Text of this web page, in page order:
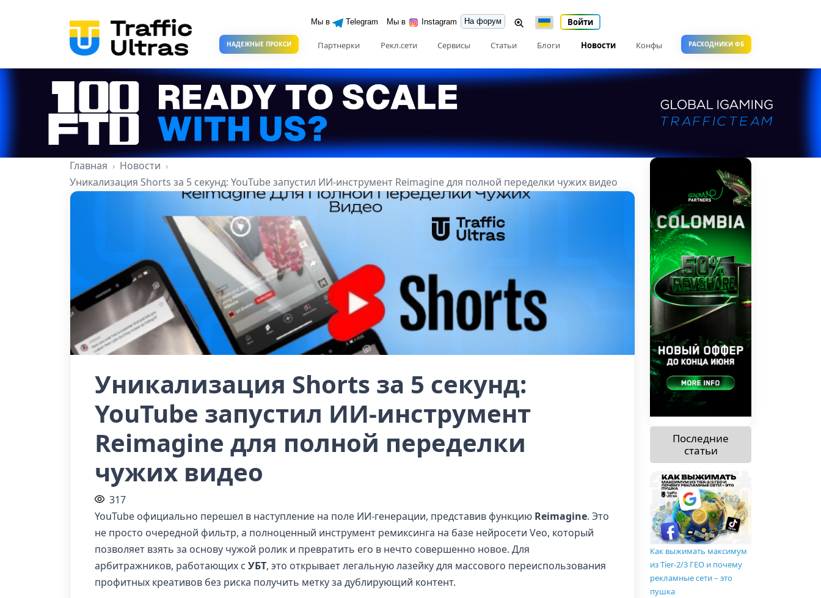
Мы в Telegram Мы в Instagram На форум Войти
НАДЕЖНЫЕ ПРОКСИ Партнерки Рекл.сети Сервисы Статьи Блоги Новости Конфы РАСХОДНИКИ ФБ
Главная
Новости
Уникализация Shorts за 5 секунд: YouTube запустил ИИ-инструмент Reimagine для полной переделки чужих видео
Уникализация Shorts за 5 секунд:
YouTube запустил ИИ-инструмент
Reimagine для полной переделки
чужих видео
317
YouTube официально перешел в наступление на поле ИИ-генерации, представив функцию Reimagine. Это
не просто очередной фильтр, а полноценный инструмент ремиксинга на базе нейросети Veo, который
позволяет взять за основу чужой ролик и превратить его в нечто совершенно новое. Для
арбитражников, работающих с УБТ, это открывает легальную лазейку для массового переиспользования
профитных креативов без риска получить метку за дублирующий контент.
Последние
статьи
Как выжимать максимум
из Tier-2/3 ГЕО и почему
рекламные сети – это
пушка